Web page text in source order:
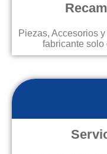
Piezas, Accesorios
fabricante solo